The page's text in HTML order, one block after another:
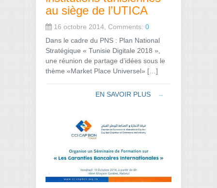
au siège de l’UTICA
16 octobre 2014, Comments: 0
Dans le cadre du PNS : Plan National
Stratégique « Tunisie Digitale 2018 »,
une réunion de partage d’idées sous le
thème «Market Place Universel» […]
EN SAVOIR PLUS →